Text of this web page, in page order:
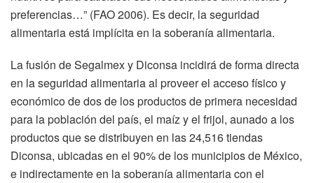
preferencias…” (FAO 2006). Es decir, la seguridad
alimentaria está implícita en la soberanía alimentaria.
La fusión de Segalmex y Diconsa incidirá de forma directa
en la seguridad alimentaria al proveer el acceso físico y
económico de dos de los productos de primera necesidad
para la población del país, el maíz y el frijol, aunado a los
productos que se distribuyen en las 24,516 tiendas
Diconsa, ubicadas en el 90% de los municipios de México,
e indirectamente en la soberanía alimentaria con el